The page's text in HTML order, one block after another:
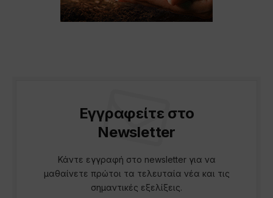
Εγγραφείτε στο
Newsletter
Κάντε εγγραφή στο newsletter για να
μαθαίνετε πρώτοι τα τελευταία νέα και τις
σημαντικές εξελίξεις.